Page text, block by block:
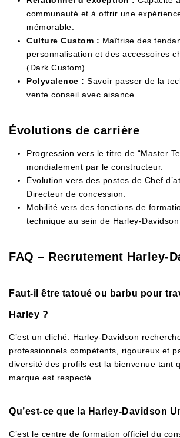
communauté et à offrir une
mémorable.
Culture Custom : Maîtrise des
personnalisation et des accessoires
(Dark Custom).
Polyvalence : Savoir passer de la
vente conseil avec aisance.
Évolutions de carrière
Progression vers le titre de “Master
mondialement par le constructeur.
Évolution vers des postes de Chef
Directeur de concession.
Mobilité vers des fonctions de
technique au sein de Harley-Davidson
FAQ – Recrutement Harley-
Faut-il être tatoué ou barbu pour
Harley ?
C’est un cliché. Harley-Davidson
professionnels compétents, rigoureux et
diversité des profils est la bienvenue tant
marque est respecté.
Qu’est-ce que la Harley-Davidson
C’est le centre de formation officiel du